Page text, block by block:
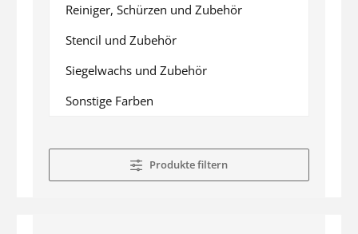
Reiniger, Schürzen und Zubehör
Stencil und Zubehör
Siegelwachs und Zubehör
Sonstige Farben
Produkte filtern